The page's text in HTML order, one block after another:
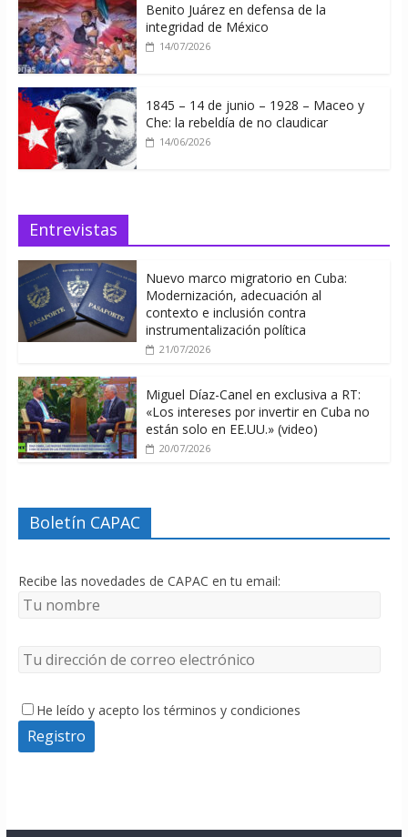
Benito Juárez en defensa de la
integridad de México
14/07/2026
1845 – 14 de junio – 1928 – Maceo y
Che: la rebeldía de no claudicar
14/06/2026
Entrevistas
Nuevo marco migratorio en Cuba:
Modernización, adecuación al
contexto e inclusión contra
instrumentalización política
21/07/2026
Miguel Díaz-Canel en exclusiva a RT:
«Los intereses por invertir en Cuba no
están solo en EE.UU.» (video)
20/07/2026
Boletín CAPAC
Recibe las novedades de CAPAC en tu email:
He leído y acepto los términos y condiciones